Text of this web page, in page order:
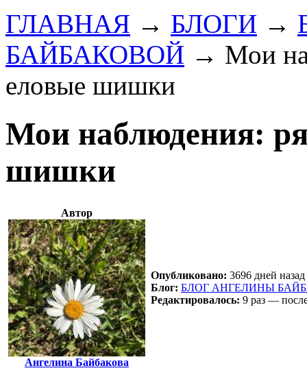
ГЛАВНАЯ → БЛОГИ →
БАЙБАКОВОЙ → Мои
еловые шишки
Мои наблюдения:
шишки
Автор
Ангелина Байбакова
Опубликовано: 3696 дней
Блог: БЛОГ АНГЕЛИНЫ
Редактировалось: 9 раз —